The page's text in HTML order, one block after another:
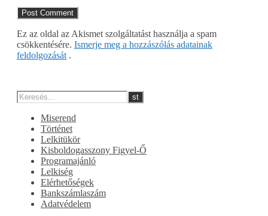
Ez az oldal az Akismet szolgáltatást használja a spam
csökkentésére. Ismerje meg a hozzászólás adatainak
feldolgozását .
Miserend
Történet
Lelkitükör
Kisboldogasszony Figyel-Ő
Programajánló
Lelkiség
Elérhetőségek
Bankszámlaszám
Adatvédelem